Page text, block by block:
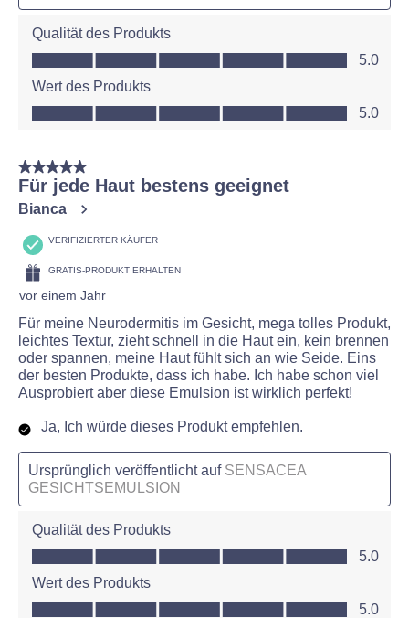
Qualität des Produkts
Qualität des Produkts, 5.0 von 5
5.0
Wert des Produkts
Wert des Produkts, 5.0 von 5
5.0
5 von 5 Sternen.
Für jede Haut bestens geeignet
Bianca
VERIFIZIERTER KÄUFER
GRATIS-PRODUKT ERHALTEN
vor einem Jahr
Für meine Neurodermitis im Gesicht, mega tolles Produkt,
leichtes Textur, zieht schnell in die Haut ein, kein brennen
oder spannen, meine Haut fühlt sich an wie Seide. Eins
der besten Produkte, dass ich habe. Ich habe schon viel
Ausprobiert aber diese Emulsion ist wirklich perfekt!
Ja, Ich würde dieses Produkt empfehlen.
Ursprünglich veröffentlicht auf SENSACEA
GESICHTSEMULSION
Qualität des Produkts
Qualität des Produkts, 5.0 von 5
5.0
Wert des Produkts
Wert des Produkts, 5.0 von 5
5.0